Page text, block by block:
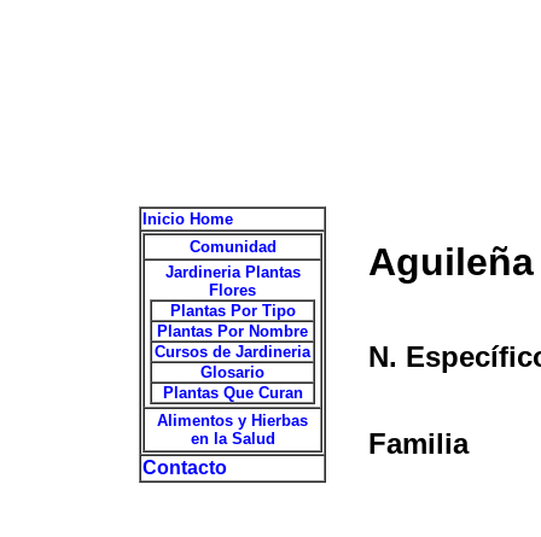
Inicio Home
Comunidad
Jardineria Plantas
Flores
Plantas Por Tipo
Plantas Por Nombre
Cursos de Jardineria
Glosario
Plantas Que Curan
Alimentos y Hierbas
en la Salud
Contacto
Aguileña
N.
Familia